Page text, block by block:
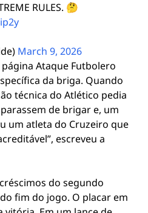
RULES. 🤔
March 9, 2026
Ataque Futbolero
da briga. Quando
técnica do Atlético pedia
de brigar e, um
um atleta do Cruzeiro que
escreveu a
do segundo
fim do jogo. O placar em